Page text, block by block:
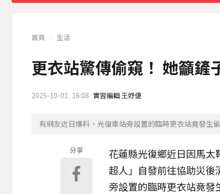
下載東森App，隨時掌握天下大小事！
颱風白海豚暴風圈縮小 未來強度有減弱趨勢
首頁 生活
更衣站驚傳偷窺！ 她籲鏟
2025-10-01 16:08 實習編輯 王妤倢
有網友近日爆料，光復車站旁設置的臨時更衣站竟發生
分享 花蓮縣光復鄉近日因馬太
超人」自發前往協助災後
旁設置的臨時更衣站竟發